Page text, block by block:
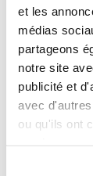
et les
médias
partageons
notre site
publicité et
avec
ou qu'ils ont